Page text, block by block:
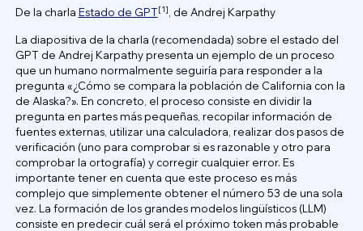
De la charla Estado de GPT[1] , de Andrej Karpathy
La diapositiva de la charla (recomendada) sobre el estado del
GPT de Andrej Karpathy presenta un ejemplo de un proceso
que un humano normalmente seguiría para responder a la
pregunta «¿Cómo se compara la población de California con la
de Alaska?». En concreto, el proceso consiste en dividir la
pregunta en partes más pequeñas, recopilar información de
fuentes externas, utilizar una calculadora, realizar dos pasos de
verificación (uno para comprobar si es razonable y otro para
comprobar la ortografía) y corregir cualquier error. Es
importante tener en cuenta que este proceso es más
complejo que simplemente obtener el número 53 de una sola
vez. La formación de los grandes modelos lingüísticos (LLM)
consiste en predecir cuál será el próximo token más probable